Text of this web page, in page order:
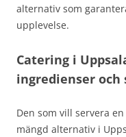
alternativ som
upplevelse.
Catering i
ingredienser
Den som vill servera
mängd alternativ i